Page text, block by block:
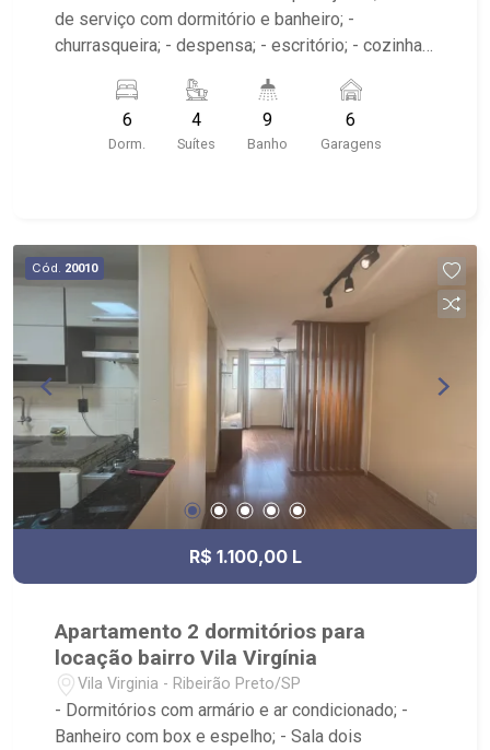
de serviço com dormitório e banheiro; -
churrasqueira; - despensa; - escritório; - cozinha
piscina; - 9 banheiros sendo 4 planejados com
box; - próximo ao Hospital São Francisco, Unaerp,
Parque Curipira
6
Dorm.
4
Suítes
9
Banho
6
Garagens
Cód. 20010
R$ 1.100,00 L
Apartamento 2 dormitórios para
locação bairro Vila Virgínia
Vila Virginia - Ribeirão Preto/SP
- Dormitórios com armário e ar condicionado; -
Banheiro com box e espelho; - Sala dois